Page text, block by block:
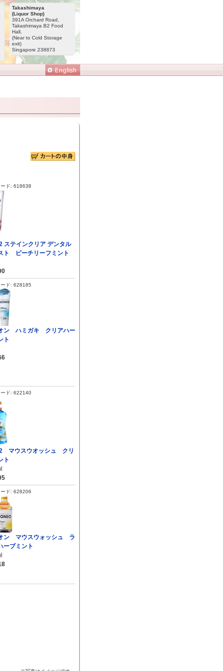
Takashimaya
(Liquor Shop)
391A Orchard Road,
Takashimaya B2 Food
Hall,
(Near to Cold Storage
exit)
Singapore 238873
ド: 618638
ステインクリア デンタル
ト ピーチリーフミント
ド: 628185
ン ハミガキ クリアハー
ト
ード: 622140
マウスウオッシュ クリ
ト
ド: 628206
ン マウスウォッシュ ラ
ーブミント